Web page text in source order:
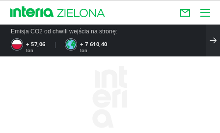
Emisja CO2 od chwili wejścia na stronę:
+ 57,06
ton
+ 7 610,40
ton